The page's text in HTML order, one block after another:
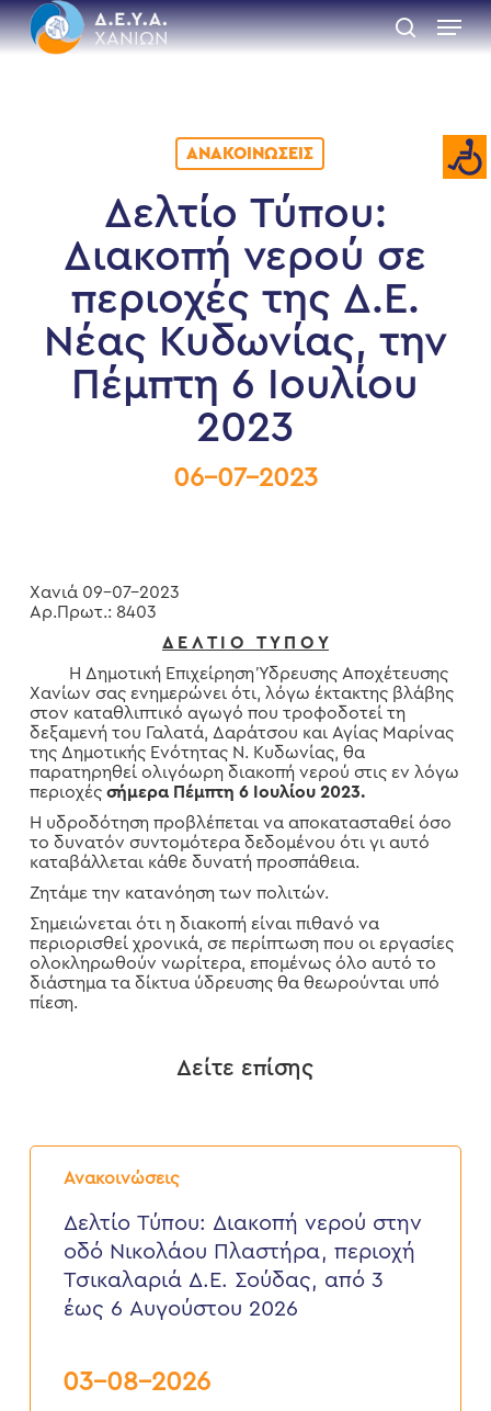
Skip
to
main
search
Menu
ΑΝΑΚΟΙΝΏΣΕΙΣ
Δελτίο Τύπου:
Διακοπή νερού σε
περιοχές της Δ.Ε.
Νέας Κυδωνίας, την
Πέμπτη 6 Ιουλίου
2023
06-07-2023
Χανιά 09-07-2023
Αρ.Πρωτ.: 8403
Δ Ε Λ Τ Ι Ο Τ Υ Π Ο Υ
Η Δημοτική Επιχείρηση Ύδρευσης Αποχέτευσης
Χανίων σας ενημερώνει ότι, λόγω έκτακτης βλάβης
στον καταθλιπτικό αγωγό που τροφοδοτεί τη
δεξαμενή του Γαλατά, Δαράτσου και Αγίας Μαρίνας
της Δημοτικής Ενότητας Ν. Κυδωνίας, θα
παρατηρηθεί ολιγόωρη διακοπή νερού στις εν λόγω
περιοχές σήμερα Πέμπτη 6 Ιουλίου 2023.
Η υδροδότηση προβλέπεται να αποκατασταθεί όσο
το δυνατόν συντομότερα δεδομένου ότι γι αυτό
καταβάλλεται κάθε δυνατή προσπάθεια.
Ζητάμε την κατανόηση των πολιτών.
Σημειώνεται ότι η διακοπή είναι πιθανό να
περιορισθεί χρονικά, σε περίπτωση που οι εργασίες
ολοκληρωθούν νωρίτερα, επομένως όλο αυτό το
διάστημα τα δίκτυα ύδρευσης θα θεωρούνται υπό
πίεση.
Δείτε επίσης
Ανακοινώσεις
Δελτίο
Τύπου:
νερού
στην
Νικολάου
Πλαστήρα,
περιοχή
Σούδας,
Δελτίο Τύπου: Διακοπή νερού στην
οδό Νικολάου Πλαστήρα, περιοχή
Τσικαλαριά Δ.Ε. Σούδας, από 3
έως 6 Αυγούστου 2026
03-08-2026